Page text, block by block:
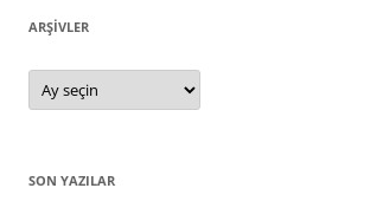
ARŞIVLER
Arşivler
SON YAZILAR